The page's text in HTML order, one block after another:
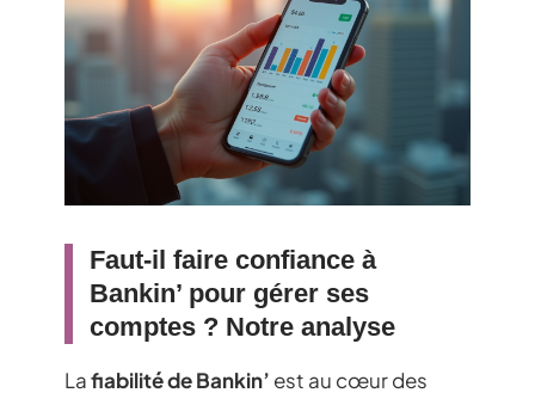
Faut-il faire confiance à
Bankin’ pour gérer ses
comptes ? Notre analyse
Lafiabilité de Bankin’ est au cœur des